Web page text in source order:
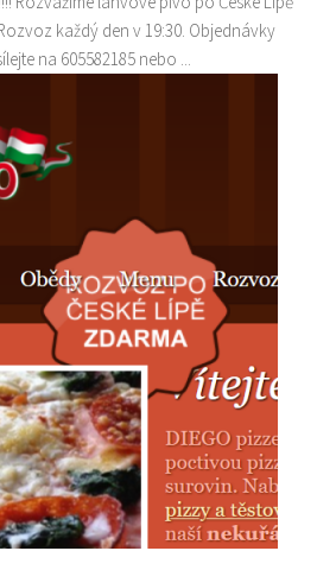
každý den v 19:30. Objednávky
na 605582185 nebo ...